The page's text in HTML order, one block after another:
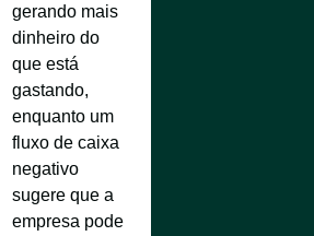
gerando mais
dinheiro do
que está
gastando,
enquanto um
fluxo de caixa
negativo
sugere que a
empresa pode